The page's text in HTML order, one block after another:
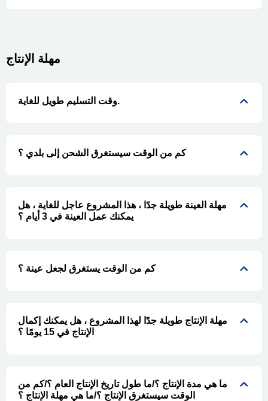
مهلة الإنتاج
وقت التسليم طويل للغاية.
كم من الوقت سيستغرق الشحن إلى بلدي ؟
مهلة العينة طويلة جدًا ، هذا المشروع عاجل للغاية ، هل
يمكنك عمل العينة في 3 أيام ؟
كم من الوقت يستغرق لجعل عينة ؟
مهلة الإنتاج طويلة جدًا لهذا المشروع ، هل يمكنك إكمال
الإنتاج في 15 يومًا ؟
ما هي مدة الإنتاج ؟/ما طول تاريخ الإنتاج العام ؟/كم من
الوقت سيستغرق الإنتاج ؟/ما هي مهلة الإنتاج ؟